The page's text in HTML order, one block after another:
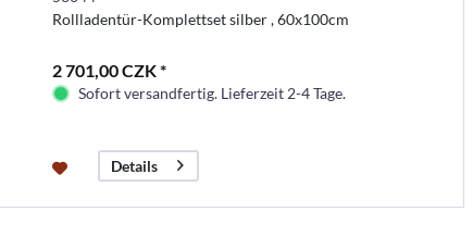
Rollladentür-Komplettset silber , 60x100cm
2 701,00 CZK *
Sofort versandfertig. Lieferzeit 2-4 Tage.
Details